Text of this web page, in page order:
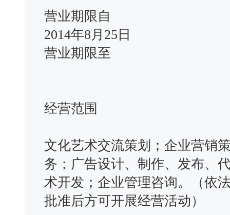
营业期限自
2014年8月25日
营业期限至
经营范围
文化艺术交流策划；企业营销
务；广告设计、制作、发布、
术开发；企业管理咨询。（依
批准后方可开展经营活动）